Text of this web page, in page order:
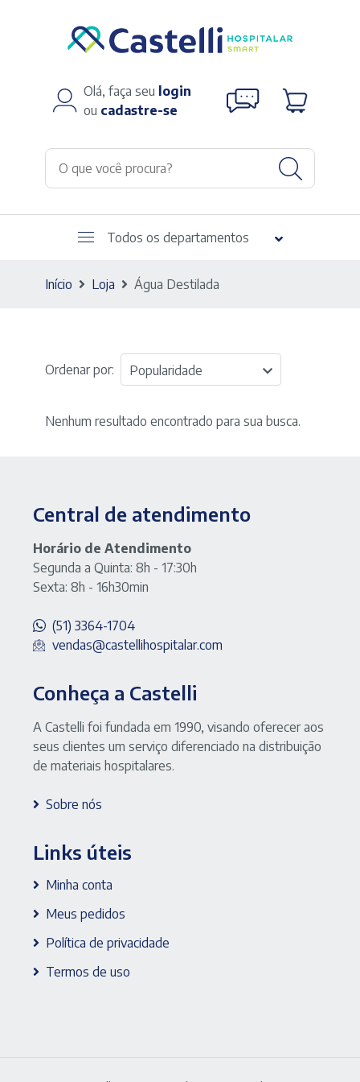
Olá, faça seu login
ou cadastre-se
Todos os departamentos
Início Loja Água Destilada
Ordenar por: Popularidade
Nenhum resultado encontrado para sua busca.
Central de atendimento
Horário de Atendimento
Segunda a Quinta: 8h - 17:30h
Sexta: 8h - 16h30min
(51) 3364-1704
vendas@castellihospitalar.com
Conheça a Castelli
A Castelli foi fundada em 1990, visando oferecer aos
seus clientes um serviço diferenciado na distribuição
de materiais hospitalares.
Sobre nós
Links úteis
Minha conta
Meus pedidos
Política de privacidade
Termos de uso